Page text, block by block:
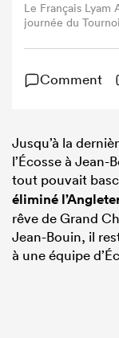
Le Français Lyam
journée du
Paris, France, le
Comment
Jusqu’à la
l’Écosse à
tout pouvait
éliminé
rêve de Grand
Jean-Bouin, il
à une équipe